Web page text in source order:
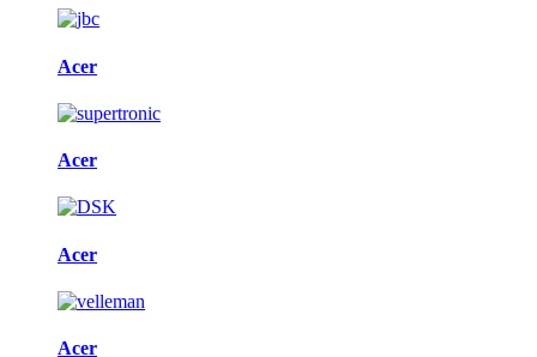
Acer
Acer
Acer
Acer